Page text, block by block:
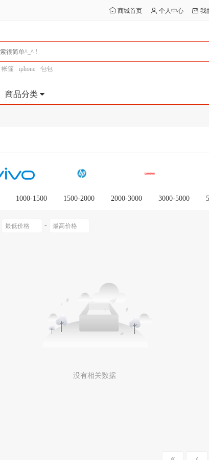
商城首页 个人中心 我
帐篷 iphone 包包
商品分类
1000-1500 1500-2000 2000-3000 3000-5000
-
没有相关数据